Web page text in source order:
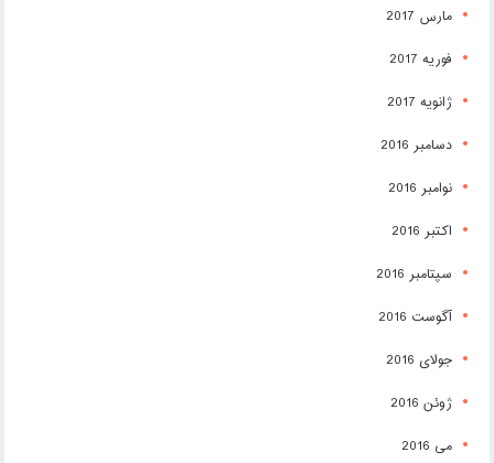
مارس 2017
فوریه 2017
ژانویه 2017
دسامبر 2016
نوامبر 2016
اکتبر 2016
سپتامبر 2016
آگوست 2016
جولای 2016
ژوئن 2016
می 2016